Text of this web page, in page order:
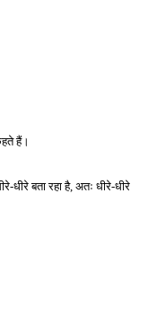
हैं।
धीरे बता रहा है, अतः धीरे-धीरे